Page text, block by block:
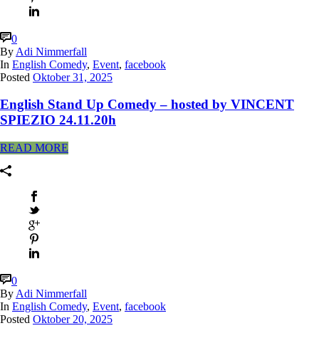
0
By Adi Nimmerfall
In English Comedy, Event, facebook
Posted Oktober 31, 2025
English Stand Up Comedy – hosted by VINCENT
SPIEZIO 24.11.20h
READ MORE
0
By Adi Nimmerfall
In English Comedy, Event, facebook
Posted Oktober 20, 2025